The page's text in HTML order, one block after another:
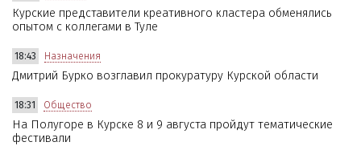
Курские представители креативного кластера обменялись
опытом с коллегами в Туле
18:43 Назначения
Дмитрий Бурко возглавил прокуратуру Курской области
18:31 Общество
На Полугоре в Курске 8 и 9 августа пройдут тематические
фестивали